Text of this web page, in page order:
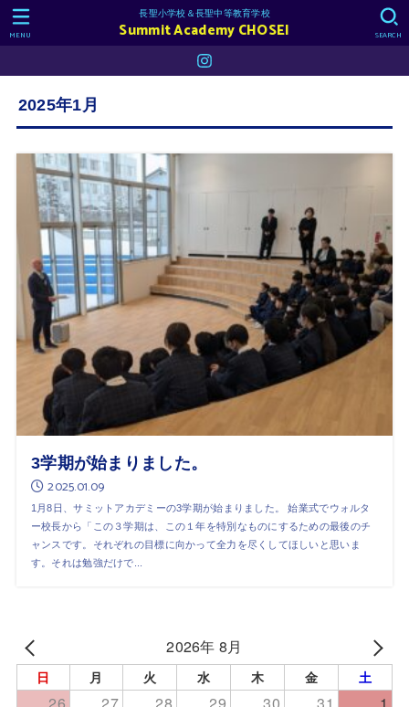
長聖小学校＆長聖中等教育学校
Summit Academy CHOSEI SEARCH
MENU
2025年1月
3学期が始まりました。
2025.01.09
1月8日、サミットアカデミーの3学期が始まりました。 始業式でウォルタ
ー校長から「この３学期は、この１年を特別なものにするための最後のチ
ャンスです。それぞれの目標に向かって全力を尽くしてほしいと思いま
す。それは勉強だけで...
2026年 8月
日 月 火 水 木 金 土
26 27 28 29 30 31 1